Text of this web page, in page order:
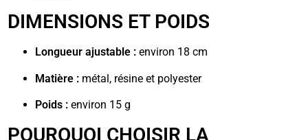
DIMENSIONS ET POIDS
Longueur ajustable : environ 18 cm
Matière : métal, résine et polyester
Poids : environ 15 g
POURQUOI CHOISIR LA